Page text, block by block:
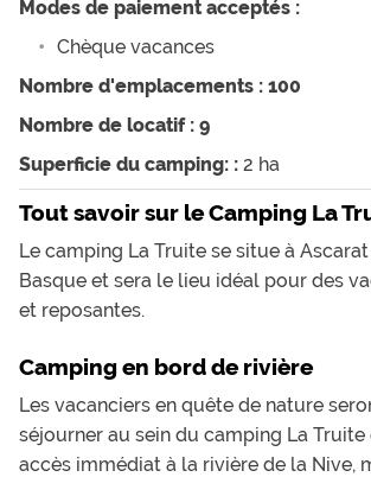
Modes de paiement acceptés :
Chèque vacances
Nombre d'emplacements : 100
Nombre de locatif : 9
Superficie du camping: : 2 ha
Tout savoir sur le Camping La
Le camping La Truite se situe à
Basque et sera le lieu idéal pour des
et reposantes.
Camping en bord de rivière
Les vacanciers en quête de nature
séjourner au sein du camping La
accès immédiat à la rivière de la Nive,